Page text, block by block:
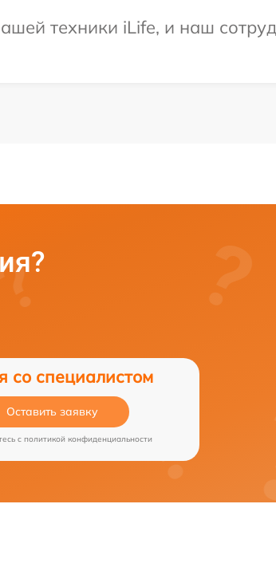
техники iLife, и наш
со специалистом
Оставить заявку
c политикой конфиденциальности